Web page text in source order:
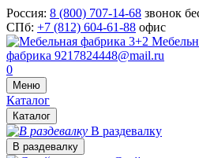
Россия: 8 (800) 707-14-68 звонок
СПб: +7 (812) 604-61-88 офис
фабрика 9217824448@mail.ru
0
Меню
Каталог
Каталог
В раздевалку
В раздевалку